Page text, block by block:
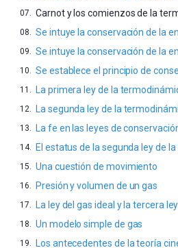
Carnot y los comienzos de la
Se intuye la conservación de la
Se intuye la conservación de la
Se establece el principio de
La primera ley de la
La segunda ley de la
La fe en las leyes de
El estatus de la segunda ley de
Una cuestión de movimiento
Presión y volumen de un gas
La ley del gas ideal y la tercera
Un modelo simple de gas
Los antecedentes de la teoría